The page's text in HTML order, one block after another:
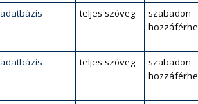
adatbázis teljes szöveg
szabadon
adatbázis teljes szöveg
szabadon